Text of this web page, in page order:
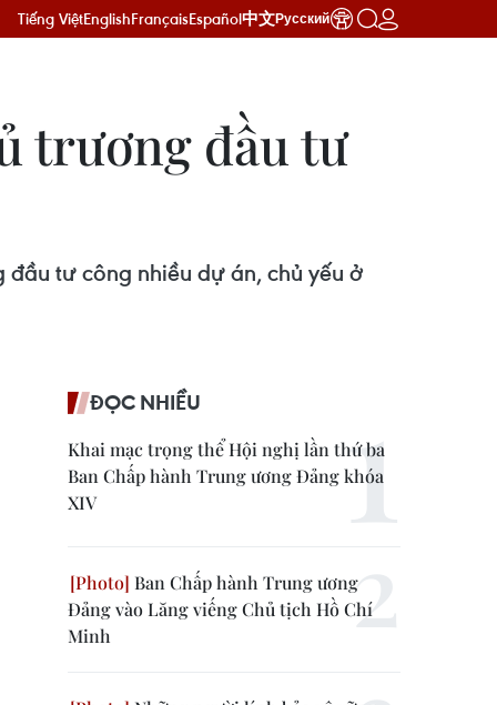
Tiếng ViệtEnglishFrançaisEspañol中文Русский
trương đầu tư
đầu tư công nhiều dự án, chủ yếu ở
ĐỌC NHIỀU
Khai mạc trọng thể Hội nghị lần thứ ba
Ban Chấp hành Trung ương Đảng khóa
XIV
Ban Chấp hành Trung ương
Đảng vào Lăng viếng Chủ tịch Hồ Chí
Minh